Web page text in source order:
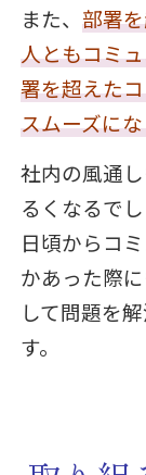
また、 部署
人ともコミ
署を超えた
スムーズに
社内の風通
るくなるでし
日頃からコ
かあった際
して問題を
す。